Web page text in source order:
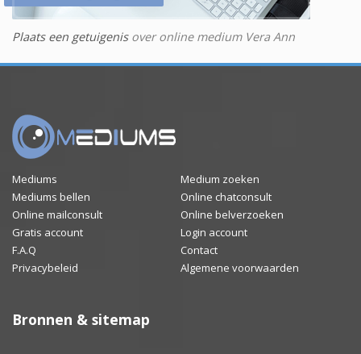
Plaats een getuigenisover online medium Vera Ann
Mediums
Medium zoeken
Mediums bellen
Online chatconsult
Online mailconsult
Online belverzoeken
Gratis account
Login account
F.A.Q
Contact
Privacybeleid
Algemene voorwaarden
Bronnen & sitemap